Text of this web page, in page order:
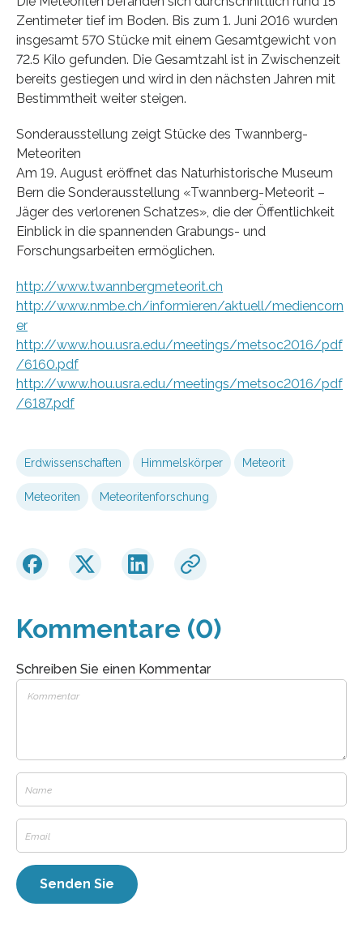
Zentimeter tief im Boden. Bis zum 1. Juni 2016 wurden
insgesamt 570 Stücke mit einem Gesamtgewicht von
72.5 Kilo gefunden. Die Gesamtzahl ist in Zwischenzeit
bereits gestiegen und wird in den nächsten Jahren mit
Bestimmtheit weiter steigen.
Sonderausstellung zeigt Stücke des Twannberg-
Meteoriten
Am 19. August eröffnet das Naturhistorische Museum
Bern die Sonderausstellung «Twannberg-Meteorit –
Jäger des verlorenen Schatzes», die der Öffentlichkeit
Einblick in die spannenden Grabungs- und
Forschungsarbeiten ermöglichen.
http://www.twannbergmeteorit.ch
http://www.nmbe.ch/informieren/aktuell/mediencorn
er
http://www.hou.usra.edu/meetings/metsoc2016/pdf
/6160.pdf
http://www.hou.usra.edu/meetings/metsoc2016/pdf
/6187.pdf
Erdwissenschaften Himmelskörper Meteorit
Meteoriten Meteoritenforschung
Kommentare (0)
Schreiben Sie einen Kommentar